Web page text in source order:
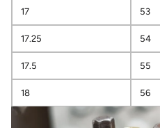
17 53
17.25 54
17.5 55
18 56
57